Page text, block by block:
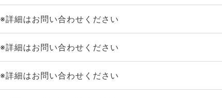
※詳細はお問い合わせください
※詳細はお問い合わせください
※詳細はお問い合わせください